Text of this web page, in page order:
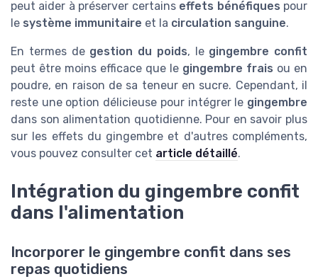
peut aider à préserver certains effets bénéfiques pour
le système immunitaire et la circulation sanguine.
En termes de gestion du poids, le gingembre confit
peut être moins efficace que le gingembre frais ou en
poudre, en raison de sa teneur en sucre. Cependant, il
reste une option délicieuse pour intégrer le gingembre
dans son alimentation quotidienne. Pour en savoir plus
sur les effets du gingembre et d'autres compléments,
vous pouvez consulter cet article détaillé.
Intégration du gingembre confit
dans l'alimentation
Incorporer le gingembre confit dans ses
repas quotidiens